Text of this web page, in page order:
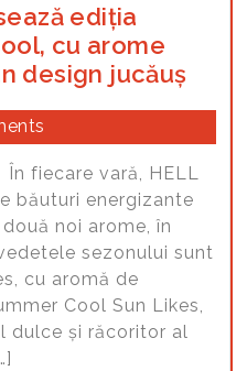
ediția
cu arome
design jucăuș
fiecare vară, HELL
băuturi energizante
noi arome, în
sezonului sunt
cu aromă de
Cool Sun Likes,
dulce și răcoritor al